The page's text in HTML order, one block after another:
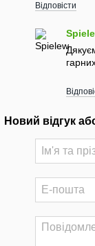
Відповісти
Новий відгук